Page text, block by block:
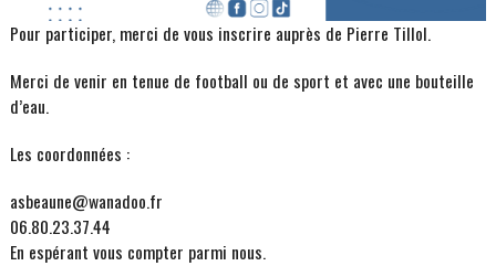
Pour participer, merci de vous inscrire auprès de Pierre Tillol.
Merci de venir en tenue de football ou de sport et avec une bouteille
d’eau.
Les coordonnées :
asbeaune@wanadoo.fr
06.80.23.37.44
En espérant vous compter parmi nous.